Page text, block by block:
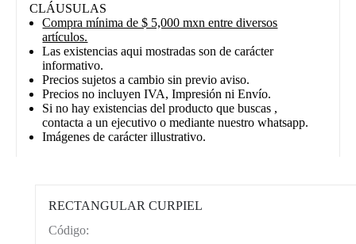
CLÁUSULAS
Compra mínima de $ 5,000 mxn entre diversos
artículos.
Las existencias aqui mostradas son de carácter
informativo.
Precios sujetos a cambio sin previo aviso.
Precios no incluyen IVA, Impresión ni Envío.
Si no hay existencias del producto que buscas ,
contacta a un ejecutivo o mediante nuestro whatsapp.
Imágenes de carácter illustrativo.
RECTANGULAR CURPIEL
Código: